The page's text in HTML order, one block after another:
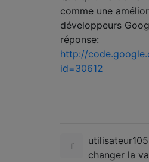
comme une
développeurs
réponse:
http://
id=30612
changer la